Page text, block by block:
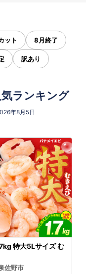
ット 8月終了
訳あり
ランキング
年8月5日
特大5Lサイズ む
佐野市